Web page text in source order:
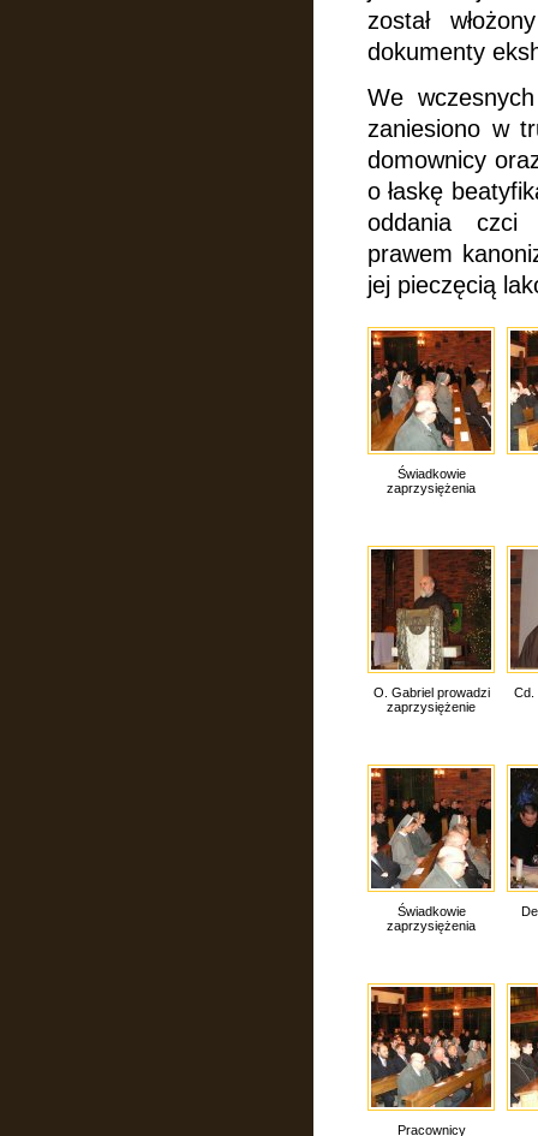
został
dokumenty
We
zaniesiono w
domownicy
o łaskę
oddania czci
prawem
jej pieczęcią
Świadkowie
zaprzysiężenia
O. Gabriel prowadzi
zaprzysiężenie
Cd.
Świadkowie
zaprzysiężenia
Pracownicy